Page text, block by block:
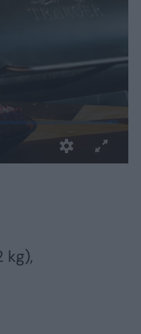
kg),